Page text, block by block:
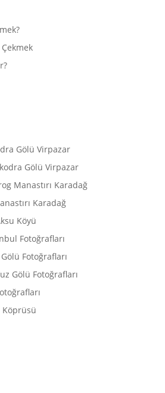
Gölü Virpazar
Gölü Virpazar
Manastırı Karadağ
Karadağ
Köyü
Fotoğrafları
Fotoğrafları
Gölü Fotoğrafları
Köprüsü